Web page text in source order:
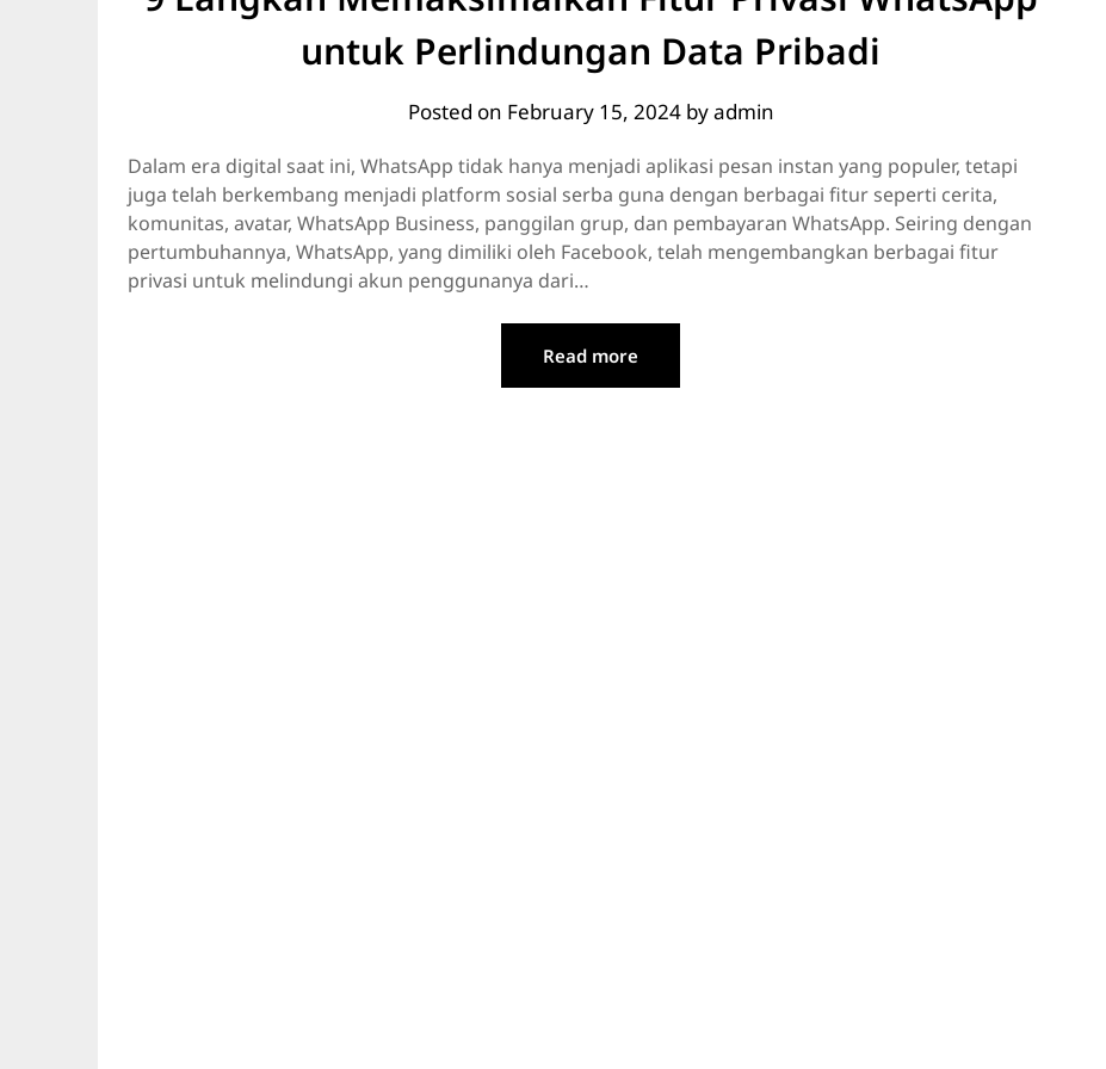
untuk Perlindungan Data Pribadi
Posted on February 15, 2024byadmin
Dalam era digital saat ini, WhatsApp tidak hanya menjadi aplikasi pesan instan yang populer, tetapi
juga telah berkembang menjadi platform sosial serba guna dengan berbagai fitur seperti cerita,
komunitas, avatar, WhatsApp Business, panggilan grup, dan pembayaran WhatsApp. Seiring dengan
pertumbuhannya, WhatsApp, yang dimiliki oleh Facebook, telah mengembangkan berbagai fitur
privasi untuk melindungi akun penggunanya dari…
Read more